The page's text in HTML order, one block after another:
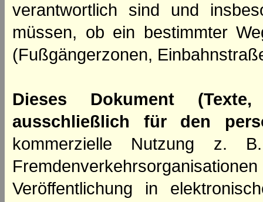
verantwortlich sind und
müssen, ob ein bestimmter
(Fußgängerzonen,
Dieses Dokument
ausschließlich für den
kommerzielle Nutzung z.
Veröffentlichung in